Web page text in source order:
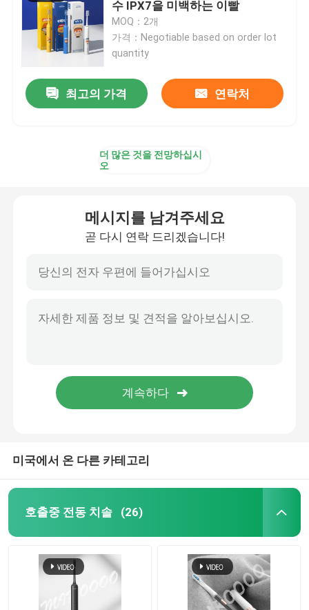
재충전이 가능한 전동 치솔
성인 전동 치솔
현명한 전동 치솔
수 IPX7을 미백하는 이빨
MOQ：2개
가격：Negotiable based on order lot
quantity
최고의 가격 연락처
더 많은 것을 전망하십시
오
메시지를 남겨주세요
곧 다시 연락 드리겠습니다!
미국에서 온 다른 카테고리
호출중 전동 치솔 (26)